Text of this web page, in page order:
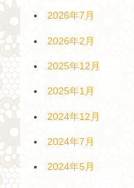
2026年7月
2026年2月
2025年12月
2025年1月
2024年12月
2024年7月
2024年5月